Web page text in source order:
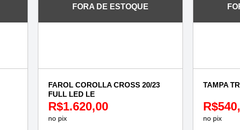
FORA DE ESTOQUE
FAROL COROLLA CROSS 20/23
FULL LED LE
R$1.620,00
no pix
TAMPA
R$
no pix